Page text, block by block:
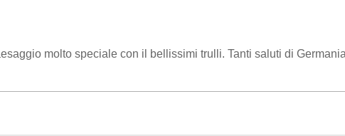
molto speciale con il bellissimi trulli. Tanti saluti di